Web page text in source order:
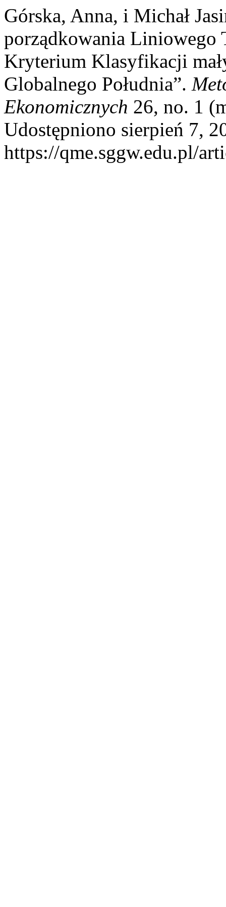
Górska, Anna, i Michał
porządkowania Liniowego
Kryterium Klasyfikacji
Globalnego Południa”.
Ekonomicznych 26, no. 1
Udostępniono sierpień 7,
https://qme.sggw.edu.pl/